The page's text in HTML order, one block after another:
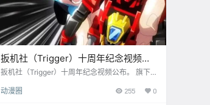
扳机社（Trigger）十周年纪念视频公
布
扳机社（Trigger）十周年纪念视频公布。 旗下
《DARLING in the FRANXX》《SSSS.GRIDM
动漫圈 255 0